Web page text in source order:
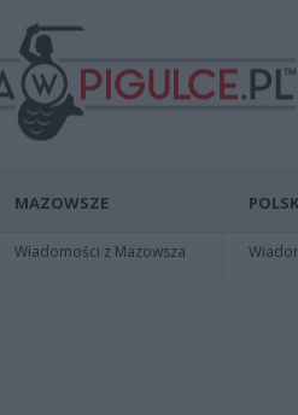
MAZOWSZE
Wiadomości z Mazowsza